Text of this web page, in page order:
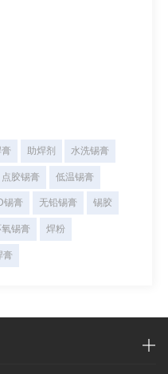
助焊剂 水洗锡膏
点胶锡膏 低温锡膏
锡膏 无铅锡膏 锡胶
锡膏 焊粉
膏